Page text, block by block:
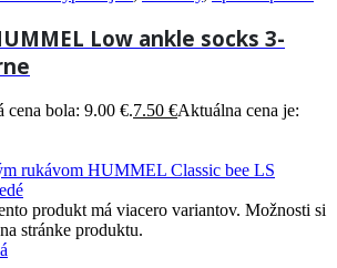
Low ankle socks 3-
cena bola: 9.00 €.7.50 €Aktuálna cena je:
produkt má viacero variantov. Možnosti si
stránke produktu.